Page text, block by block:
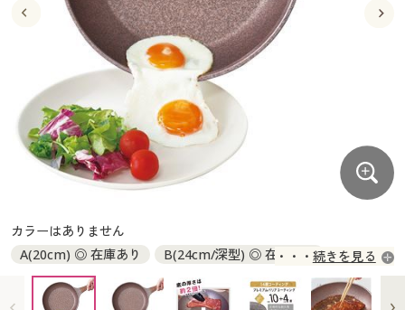
カーテン・ラグ・ファブリック
制服・学生服
ジュニア・ティーンズ下着
大きいサイズ通販すべて
大きいサイズ レディース服
大きいサイズ レディース下着
大きいサイズ メンズ
大きいサイズ 事務・制服
バーゲン
バーゲンセール
シークレットセール
詳細検索
商品カテゴリ一覧
カタログ
カタログ・チラシからのご注文
デジタルカタログ
ジュニア・ティーンズ下着
大きいサイズ レディース服
大きいサイズ レディース下着
大きいサイズ メンズ
大きいサイズ 事務・制服
バーゲンセール
シークレットセール
詳細検索
商品カテゴリ一覧
カタログ
カタログ・チラシからのご注文
カタログ無料プレゼント
カラーはありません
A(20cm) ◎ 在庫あり
B(24cm/深型) ◎ 在庫あり
C(26cm) ◎ 在庫あり
D(28cm/深型) ◎ 在庫あり
続きを見る